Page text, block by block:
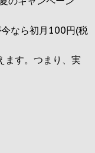
なら初月100円(税
ます。つまり、実